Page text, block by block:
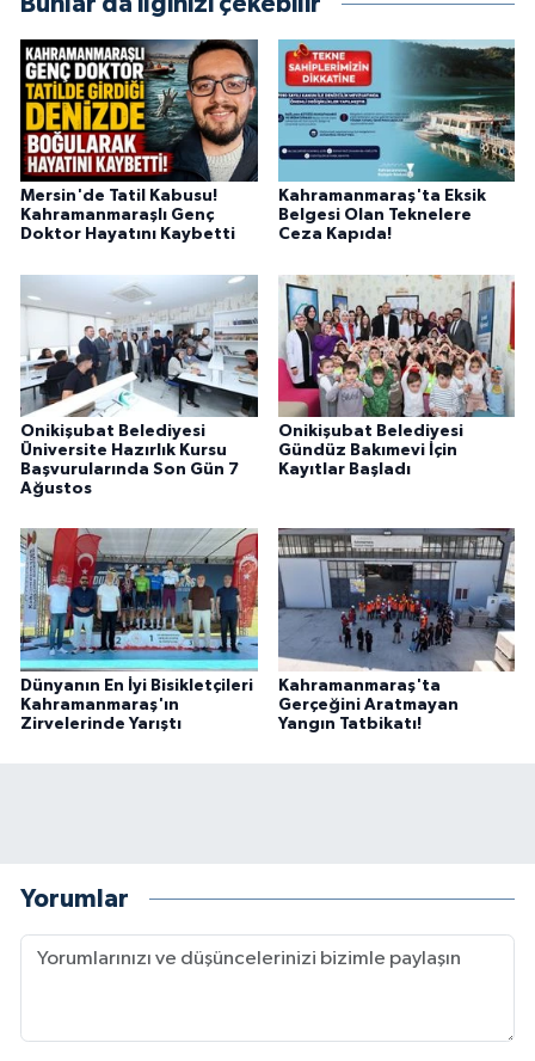
Mersin'de Tatil Kabusu!
Kahramanmaraşlı Genç
Doktor Hayatını Kaybetti
Kahramanmaraş'ta Eksik
Belgesi Olan Teknelere
Ceza Kapıda!
Onikişubat Belediyesi
Üniversite Hazırlık Kursu
Başvurularında Son Gün 7
Ağustos
Onikişubat Belediyesi
Gündüz Bakımevi İçin
Kayıtlar Başladı
Dünyanın En İyi Bisikletçileri
Kahramanmaraş'ın
Zirvelerinde Yarıştı
Kahramanmaraş'ta
Gerçeğini Aratmayan
Yangın Tatbikatı!
Yorumlar